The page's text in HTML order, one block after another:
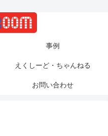
事例
えくしーど・ちゃんねる
お問い合わせ